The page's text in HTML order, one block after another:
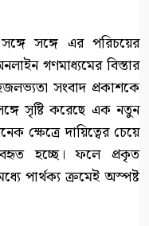
সঙ্গে সঙ্গে এর পরিচয়ের
গণমাধ্যমের বিস্তার
সংবাদ প্রকাশকে
সৃষ্টি করেছে এক নতুন
ক্ষেত্রে দায়িত্বের চেয়ে
হচ্ছে। ফলে প্রকৃত
পার্থক্য ক্রমেই অস্পষ্ট